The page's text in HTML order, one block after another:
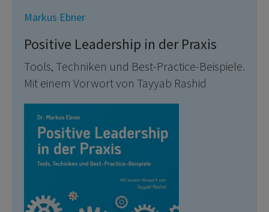
Markus Ebner
Positive Leadership in der Praxis
Tools, Techniken und Best-Practice-Beispiele.
Mit einem Vorwort von Tayyab Rashid